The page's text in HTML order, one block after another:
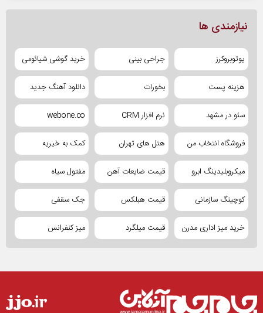
نیازمندی ها
یوتوبروکرز جراحی بینی خرید گوشی شیائومی
هزینه پست بخورات دانلود آهنگ جدید
سئو در مشهد نرم افزار CRM webone.co
فروشگاه انتخاب من هتل های تهران کمک به خیریه
میکروبلیدینگ ابرو قیمت ضایعات آهن مفتول سیاه
کوچینگ سازمانی قیمت هبلکس جک سقفی
خرید میز اداری مدرن قیمت میلگرد میز کنفرانس